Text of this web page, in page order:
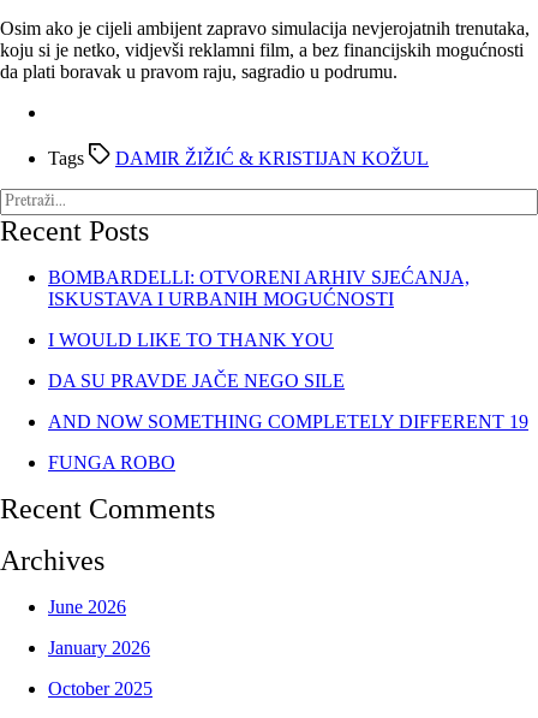
Osim ako je cijeli ambijent zapravo simulacija nevjerojatnih trenutaka,
koju si je netko, vidjevši reklamni film, a bez financijskih mogućnosti
da plati boravak u pravom raju, sagradio u podrumu.
Tags DAMIR ŽIŽIĆ & KRISTIJAN KOŽUL
Recent Posts
BOMBARDELLI: OTVORENI ARHIV SJEĆANJA,
ISKUSTAVA I URBANIH MOGUĆNOSTI
I WOULD LIKE TO THANK YOU
DA SU PRAVDE JAČE NEGO SILE
AND NOW SOMETHING COMPLETELY DIFFERENT 19
FUNGA ROBO
Recent Comments
Archives
June 2026
January 2026
October 2025